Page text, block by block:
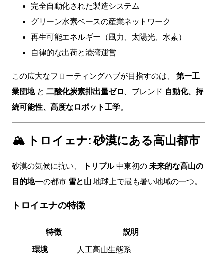
完全自動化された製造システム
グリーン水素ベースの産業ネットワーク
再生可能エネルギー（風力、太陽光、水素）
自律的な出荷と港湾運営
この広大なフローティングハブが目指すのは、 第一工
業団地と 二酸化炭素排出量ゼロ 、ブレンド 自動化、持
続可能性、高度なロボット工学。
🏔 トロイェナ: 砂漠にある高山都市
砂漠の気候に抗い、 トリプル中東初の 未来的な高山の
目的地—の都市 雪と山 地球上で最も暑い地域の一つ。
トロイエナの特徴
特徴
説明
環境
人工高山生態系